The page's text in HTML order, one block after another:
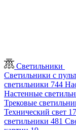
Светильники
Светильники с
светильники 744
Настенные
Трековые
Технический свет
светильники 481